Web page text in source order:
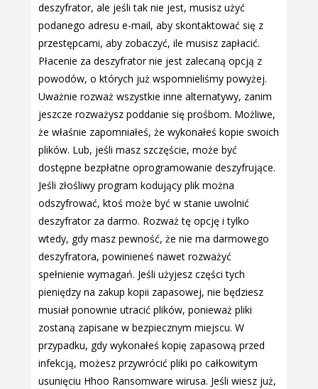
deszyfrator, ale jeśli tak nie jest, musisz użyć
podanego adresu e-mail, aby skontaktować się z
przestępcami, aby zobaczyć, ile musisz zapłacić.
Płacenie za deszyfrator nie jest zalecaną opcją z
powodów, o których już wspomnieliśmy powyżej.
Uważnie rozważ wszystkie inne alternatywy, zanim
jeszcze rozważysz poddanie się prośbom. Możliwe,
że właśnie zapomniałeś, że wykonałeś kopie swoich
plików. Lub, jeśli masz szczęście, może być
dostępne bezpłatne oprogramowanie deszyfrujące.
Jeśli złośliwy program kodujący plik można
odszyfrować, ktoś może być w stanie uwolnić
deszyfrator za darmo. Rozważ tę opcję i tylko
wtedy, gdy masz pewność, że nie ma darmowego
deszyfratora, powinieneś nawet rozważyć
spełnienie wymagań. Jeśli użyjesz części tych
pieniędzy na zakup kopii zapasowej, nie będziesz
musiał ponownie utracić plików, ponieważ pliki
zostaną zapisane w bezpiecznym miejscu. W
przypadku, gdy wykonałeś kopię zapasową przed
infekcją, możesz przywrócić pliki po całkowitym
usunięciu Hhoo Ransomware wirusa. Jeśli wiesz już,